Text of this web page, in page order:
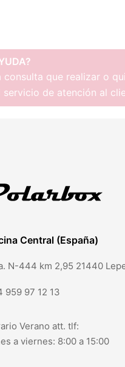
consulta que realizar o
de atención al
Central (España)
N-444 km 2,95 21440
959 97 12 13
Verano att. tlf:
a viernes: 8:00 a 15:00